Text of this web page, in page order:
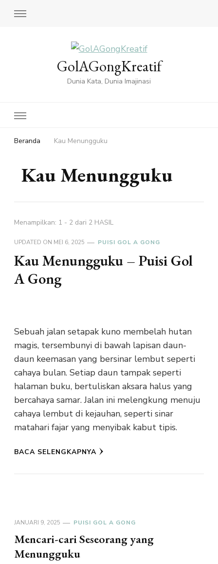
GolAGongKreatif
Dunia Kata, Dunia Imajinasi
Beranda Kau Menungguku
Kau Menungguku
Menampilkan: 1 - 2 dari 2 HASIL
UPDATED ON MEI 6, 2025 PUISI GOL A GONG
Kau Menungguku – Puisi Gol
A Gong
Sebuah jalan setapak kuno membelah hutan
magis, tersembunyi di bawah lapisan daun-
daun keemasan yang bersinar lembut seperti
cahaya bulan. Setiap daun tampak seperti
halaman buku, bertuliskan aksara halus yang
bercahaya samar. Jalan ini melengkung menuju
cahaya lembut di kejauhan, seperti sinar
matahari fajar yang menyibak kabut tipis.
BACA SELENGKAPNYA
JANUARI 9, 2025 PUISI GOL A GONG
Mencari-cari Seseorang yang
Menungguku